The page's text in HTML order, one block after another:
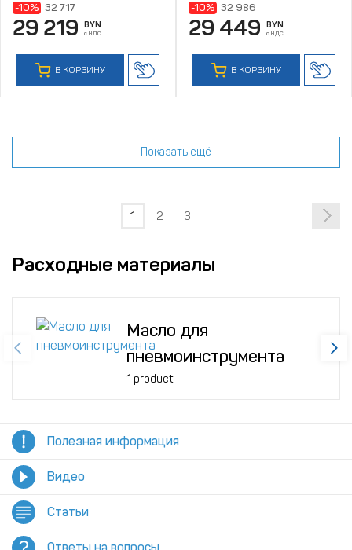
-10% 32 717
29 219 BYN
с НДС
В КОРЗИНУ
-10% 32 986
29 449 BYN
с НДС
В КОРЗИНУ
Показать ещё
1 2 3
Расходные материалы
Масло для
пневмоинструмента
1 product
Полезная информация
Видео
Статьи
Ответы на вопросы